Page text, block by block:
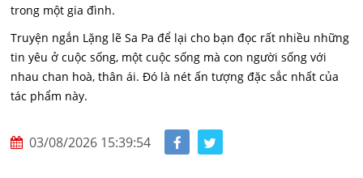
trong một gia đình.
Truyện ngắn Lặng lẽ Sa Pa để lại cho bạn đọc rất nhiều những
tin yêu ở cuộc sống, một cuộc sống mà con người sống với
nhau chan hoà, thân ái. Đó là nét ấn tượng đặc sắc nhất của
tác phẩm này.
03/08/2026 15:39:54